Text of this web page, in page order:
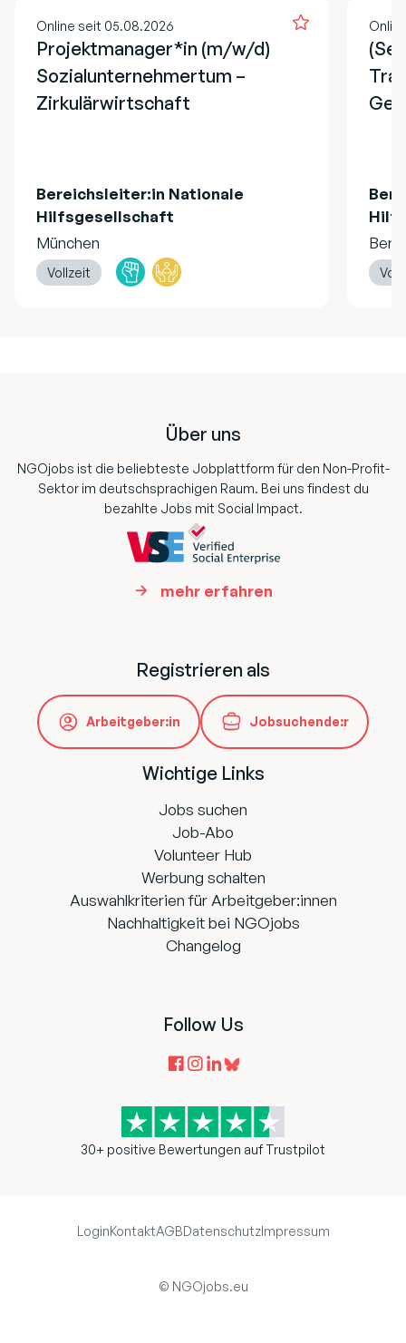
Online seit 05.08.2026
Projektmanager*in (m/w/d)
Sozialunternehmertum –
Zirkulärwirtschaft
Bereichsleiter:in Nationale
Hilfsgesellschaft
München
Vollzeit
Über uns
NGOjobs ist die beliebteste Jobplattform für den Non-Profit-
Sektor im deutschsprachigen Raum. Bei uns findest du
bezahlte Jobs mit Social Impact.
mehr erfahren
Registrieren als
Arbeitgeber:in Jobsuchende:r
Wichtige Links
Jobs suchen
Job-Abo
Volunteer Hub
Werbung schalten
Auswahlkriterien für Arbeitgeber:innen
Nachhaltigkeit bei NGOjobs
Changelog
Follow Us
30+ positive Bewertungen auf Trustpilot
LoginKontaktAGBDatenschutzImpressum
© NGOjobs.eu